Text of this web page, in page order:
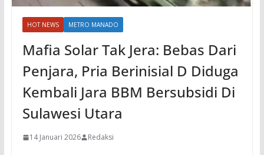
HOT NEWS METRO MANADO
Mafia Solar Tak Jera: Bebas Dari
Penjara, Pria Berinisial D Diduga
Kembali Jara BBM Bersubsidi Di
Sulawesi Utara
14 Januari 2026 Redaksi